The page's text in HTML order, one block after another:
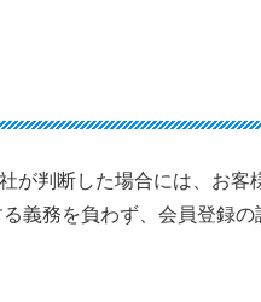
が判断した場合には、お
義務を負わず、会員登録